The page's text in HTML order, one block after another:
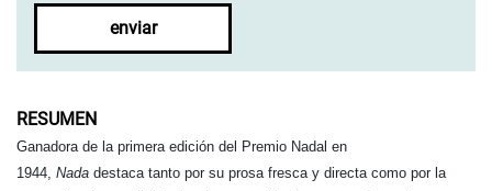
enviar
RESUMEN
Ganadora de la primera edición del Premio Nadal en
1944, Nada destaca tanto por su prosa fresca y directa como por la